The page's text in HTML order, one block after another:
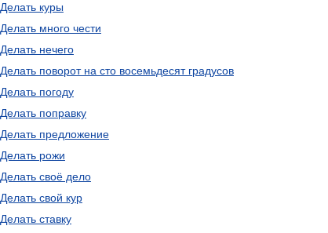
Делать куры
Делать много чести
Делать нечего
Делать поворот на сто восемьдесят градусов
Делать погоду
Делать поправку
Делать предложение
Делать рожи
Делать своё дело
Делать свой кур
Делать ставку